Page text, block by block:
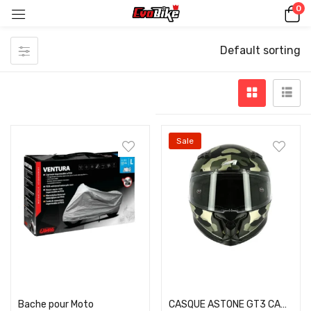
0
Default sorting
Bache pour Moto
Sale
CASQUE ASTONE GT3 CAMO MARRON MATE